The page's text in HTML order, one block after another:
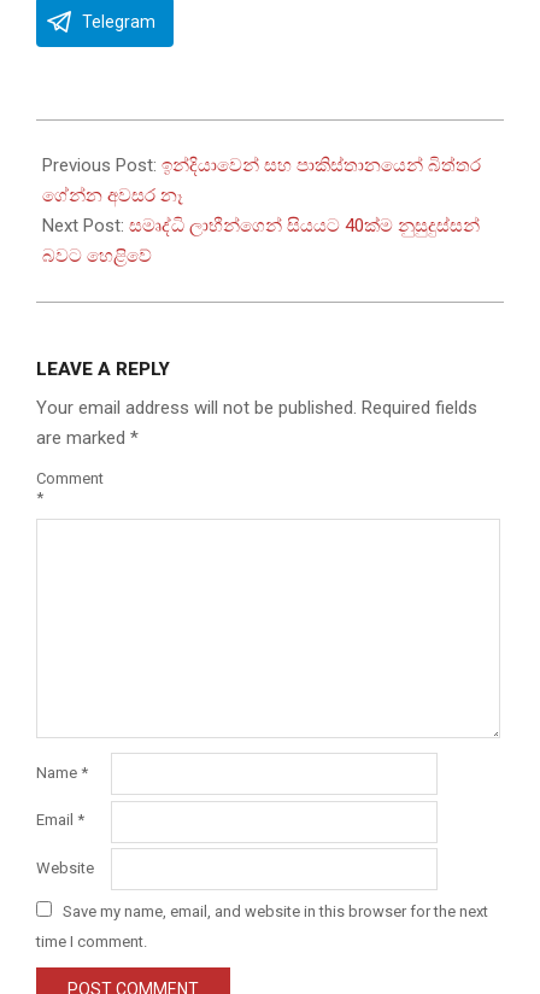
Telegram
01-
12
Previous Post: ඉන්දියාවෙන් සහ පාකිස්තානයෙන් බිත්තර
ගේන්න අවසර නෑ
Next Post: සමෘද්ධි ලාභීන්ගෙන් සියයට 40ක්ම නුසුදුස්සන්
බවට හෙළිවේ
LEAVE A REPLY
Your email address will not be published. Required fields
are marked *
Comment
*
Name *
Email *
Website
Save my name, email, and website in this browser for the next
time I comment.